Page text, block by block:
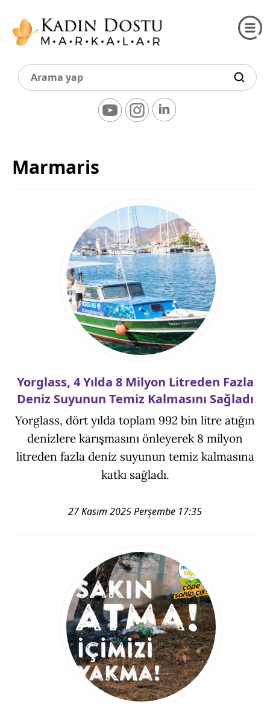
Marmaris
Yorglass, 4 Yılda 8 Milyon Litreden Fazla
Deniz Suyunun Temiz Kalmasını Sağladı
Yorglass, dört yılda toplam 992 bin litre atığın
denizlere karışmasını önleyerek 8 milyon
litreden fazla deniz suyunun temiz kalmasına
katkı sağladı.
27 Kasım 2025 Perşembe 17:35